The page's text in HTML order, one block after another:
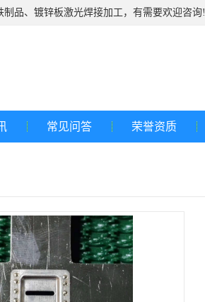
品、镀锌板激光焊接加工，有需要欢迎咨询!
常见问答 荣誉资质